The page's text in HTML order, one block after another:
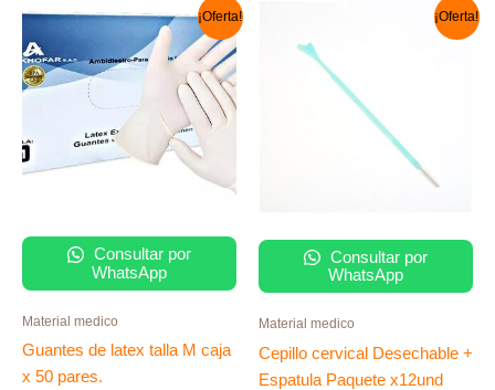
¡Oferta!
Consultar por
WhatsApp
Material medico
Guantes de latex talla M caja
x 50 pares.
era:
S/ 25.00.
El
precio
actual
es:
S/ 19.00.
¡Oferta!
Consultar por
WhatsApp
Material medico
Cepillo cervical Desechable +
Espatula Paquete x12und
era:
S/ 36.00.